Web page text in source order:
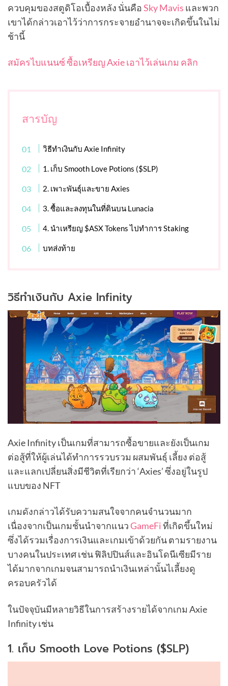
ควบคุมของสตูดิโอเบื้องหลัง นั่นคือSky Mavis และพวก
เขาได้กล่าวเอาไว้ว่าการกระจายอำนาจจะเกิดขึ้นในไม่
ช้านี้
สมัครไบแนนซ์ ซื้อเหรียญ Axie เอาไว้เล่นเกม คลิก
สารบัญ
วิธีทำเงินกับ Axie Infinity
1. เก็บ Smooth Love Potions ($SLP)
2. เพาะพันธุ์และขาย Axies
3. ซื้อและลงทุนในที่ดินบน Lunacia
4. นำเหรียญ $ASX Tokens ไปทำการ Staking
บทส่งท้าย
วิธีทำเงินกับ Axie Infinity
Axie Infinity เป็นเกมที่สามารถซื้อขายและยังเป็นเกม
ต่อสู้ที่ให้ผู้เล่นได้ทำการรวบรวม ผสมพันธุ์ เลี้ยง ต่อสู้
และแลกเปลี่ยนสิ่งมีชีวิตที่เรียกว่า ‘Axies’ ซึ่งอยู่ในรูป
แบบของ NFT
เกมดังกล่าวได้รับความสนใจจากคนจำนวนมาก
เนื่องจากเป็นเกมชั้นนำจากแนวGameFiที่เกิดขึ้นใหม่
ซึ่งได้รวมเรื่องการเงินและเกมเข้าด้วยกัน ตามรายงาน
บางคนในประเทศ เช่น ฟิลิปปินส์และอินโดนีเซียมีราย
ได้มากจากเกมจนสามารถนำเงินเหล่านั้นไเลี้ยงดู
ครอบครัวได้
ในปัจจุบันมีหลายวิธีในการสร้างรายได้จากเกม Axie
Infinity เช่น
1. เก็บ Smooth Love Potions ($SLP)